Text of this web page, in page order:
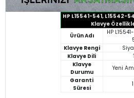
HP L15541-541, L15542-
Klavye
Ürün Adı
HP
Klavye Rengi
Klavye Dili
Klavye
Durumu
Yeni
Garanti
Süresi